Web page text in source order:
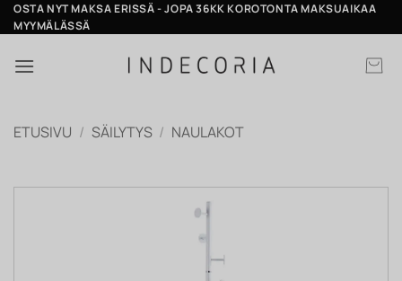
Skip
to
OSTA NYT MAKSA ERISSÄ - JOPA 36KK KOROTONTA MAKSUAIKAA
MYYMÄLÄSSÄ
ETUSIVU / SÄILYTYS / NAULAKOT